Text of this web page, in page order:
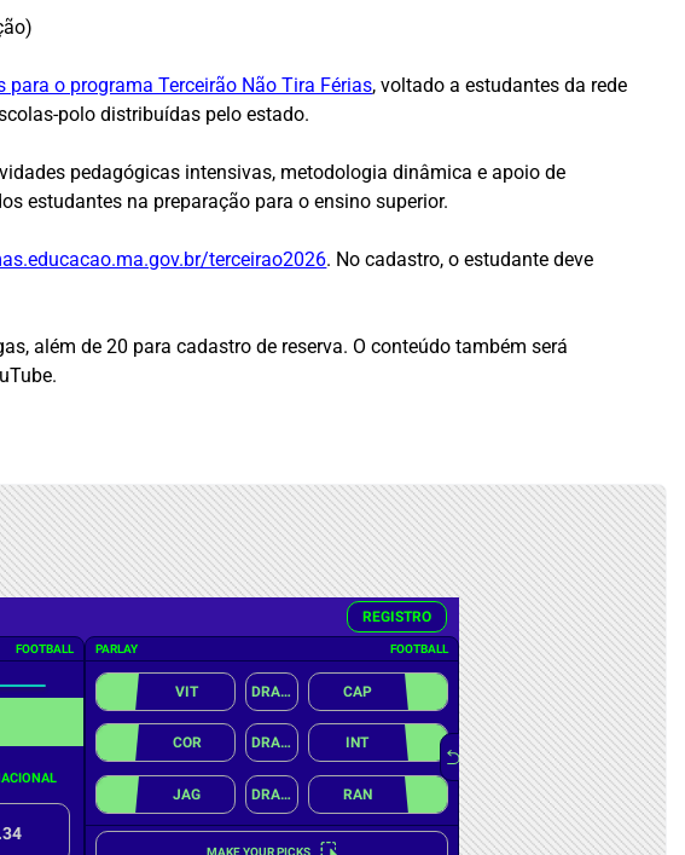
para o programa Terceirão Não Tira Férias, voltado a estudantes da rede
polo distribuídas pelo estado.
pedagógicas intensivas, metodologia dinâmica e apoio de
estudantes na preparação para o ensino superior.
terceirao2026. No cadastro, o estudante deve
além de 20 para cadastro de reserva. O conteúdo também será